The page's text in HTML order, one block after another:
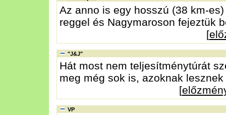
Az anno is egy hosszú (38 km-
reggel és Nagymaroson fejeztük
[
"J&J"
Hát most nem teljesítménytúrát
meg még sok is, azoknak
[
VP